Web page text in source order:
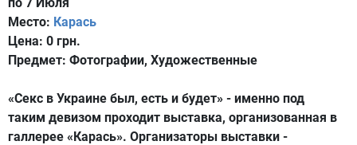
Место: Карась
Цена: 0 грн.
Предмет: Фотографии, Художественные
«Секс в Украине был, есть и будет» - именно под
таким девизом проходит выставка, организованная в
галлерее «Карась». Организаторы выставки -